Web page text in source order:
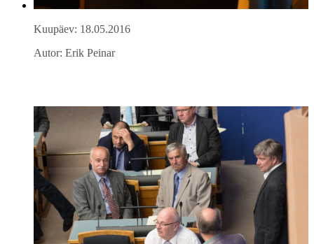
Kuupäev: 18.05.2016
Autor: Erik Peinar